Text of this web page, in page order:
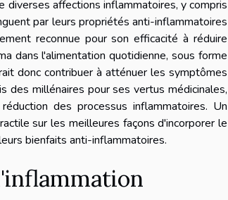
affections inflammatoires, y compris
par leurs propriétés anti-inflammatoires
reconnue pour son efficacité à réduire
dans l'alimentation quotidienne, sous forme
donc contribuer à atténuer les symptômes
des millénaires pour ses vertus médicinales,
des processus inflammatoires. Un
sur les meilleures façons d'incorporer le
bienfaits anti-inflammatoires.